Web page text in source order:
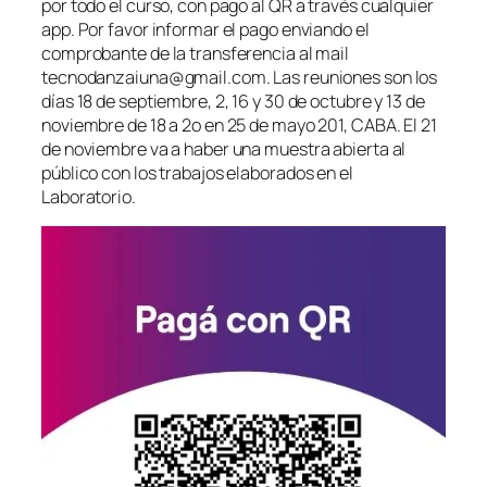
por todo el curso, con pago al QR a través cualquier
app. Por favor informar el pago enviando el
comprobante de la transferencia al mail
tecnodanzaiuna@gmail.com. Las reuniones son los
días 18 de septiembre, 2, 16 y 30 de octubre y 13 de
noviembre de 18 a 2o en 25 de mayo 201, CABA. El 21
de noviembre va a haber una muestra abierta al
público con los trabajos elaborados en el
Laboratorio.